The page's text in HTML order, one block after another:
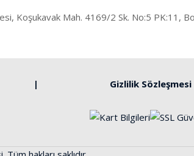
Koşukavak Mah. 4169/2 Sk. No:5 PK:11,
Gizlilik Sözleşmesi